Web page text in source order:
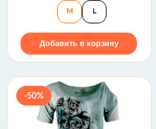
M L
Добавить в корзину
-50%